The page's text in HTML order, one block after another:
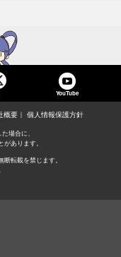
YouTube
概要 個人情報保護方針
場合に、
あります。
転載を禁じます。